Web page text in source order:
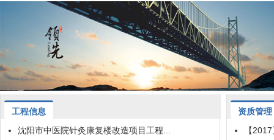
工程信息
沈阳市中医院针灸康复楼改造项目工程...
资质管理
【